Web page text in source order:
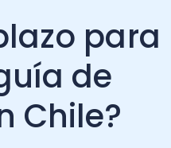
para
de
Chile?